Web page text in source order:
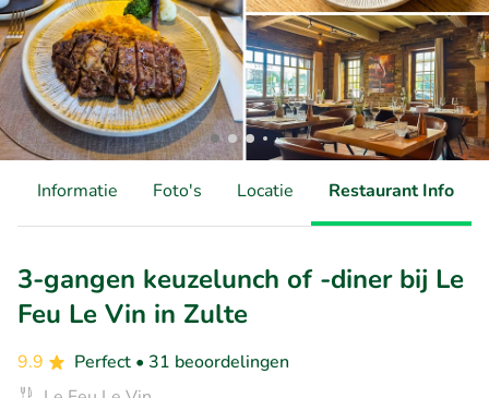
Informatie Foto's Locatie Restaurant Info
3-gangen keuzelunch of -diner bij Le
Feu Le Vin in Zulte
9.9 Perfect • 31 beoordelingen